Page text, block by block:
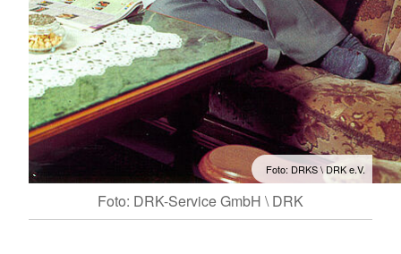
Foto: DRKS \ DRK e.V.
Foto: DRK-Service GmbH \ DRK